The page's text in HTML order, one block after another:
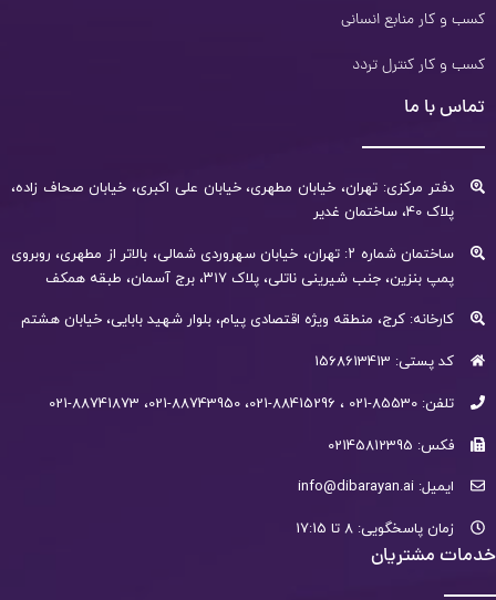
کسب و کار منابع انسانی
کسب و کار کنترل تردد
تماس با ما
دفتر مرکزی: تهران، خیابان مطهری، خیابان علی اکبری، خیابان صحاف زاده،
پلاک 40، ساختمان غدیر
ساختمان شماره ۲: تهران، خیابان سهروردی شمالی، بالاتر از مطهری، روبروی
پمپ بنزین، جنب شیرینی ناتلی، پلاک ۳۱۷، برج آسمان، طبقه همکف
کارخانه: کرج، منطقه ویژه اقتصادی پیام، بلوار شهید بابایی، خیابان هشتم
کد پستی: 1568613413
تلفن: 85530-021 ، 88415296-021، 88743950-021، 88741873-021
فکس: 02145812395
ایمیل: info@dibarayan.ai
زمان پاسخگویی: 8 تا 17:15
خدمات مشتریان